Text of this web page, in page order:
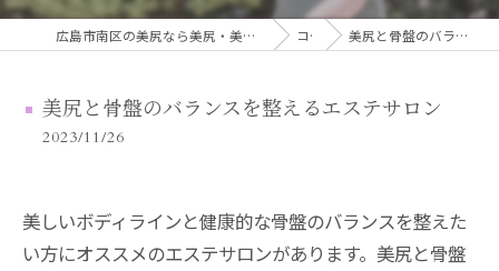
広島市南区の美尻なら美尻・美脚トレーニング・セルフ脱毛 ビジリンヌ コラム 美尻と骨盤のバランスを整えるエステサロン
美尻と骨盤のバランスを整えるエステサロン
2023/11/26
美しいボディラインと健康的な骨盤のバランスを整えた
い方にオススメのエステサロンがあります。美尻と骨盤